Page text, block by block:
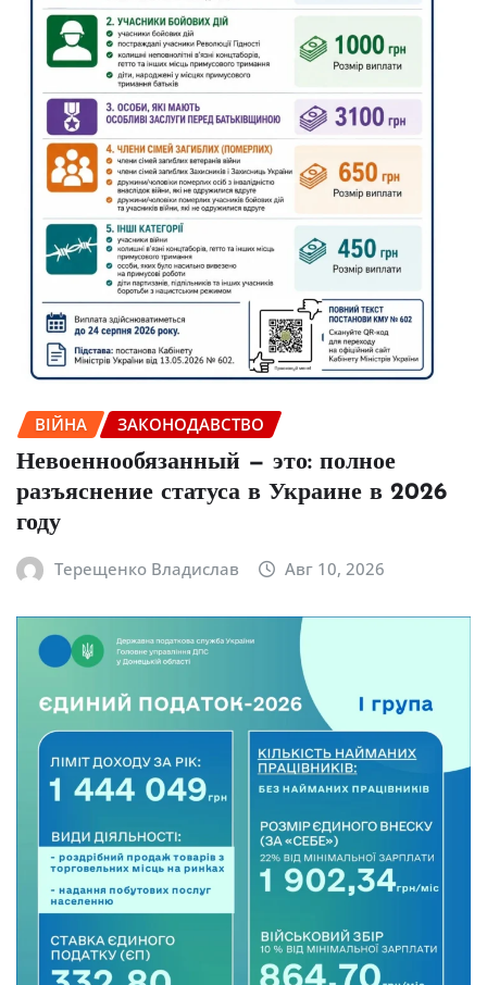
ВІЙНА ЗАКОНОДАВСТВО
Невоеннообязанный — это: полное
разъяснение статуса в Украине в 2026
году
Терещенко Владислав Авг 10, 2026